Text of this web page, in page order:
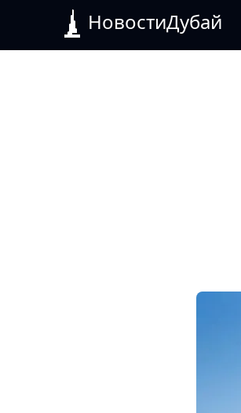
НовостиДубай